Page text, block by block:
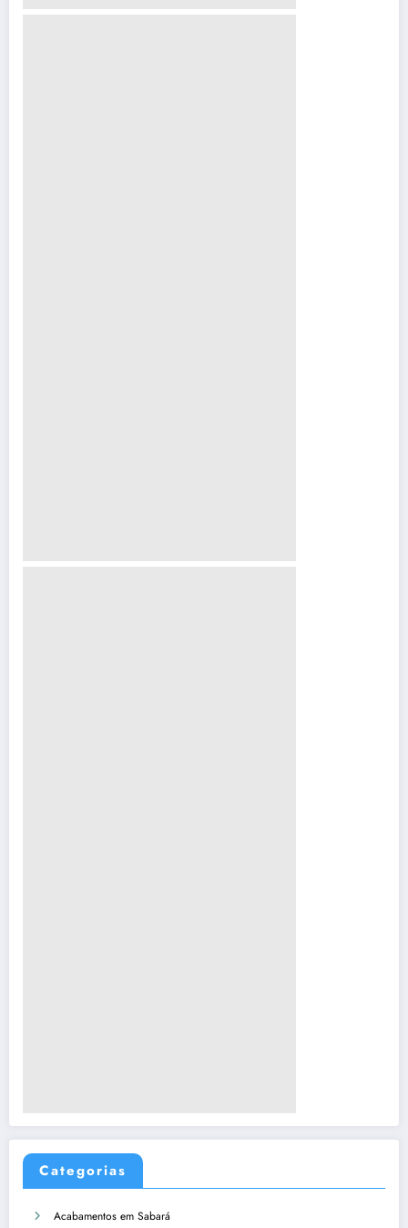
Categorias
Acabamentos em Sabará